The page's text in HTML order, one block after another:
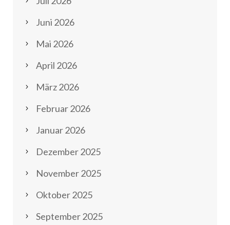
Juni 2026
Mai 2026
April 2026
März 2026
Februar 2026
Januar 2026
Dezember 2025
November 2025
Oktober 2025
September 2025